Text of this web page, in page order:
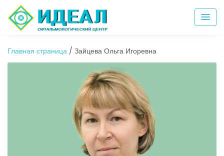
Главная страница / Зайцева Ольга Игоревна